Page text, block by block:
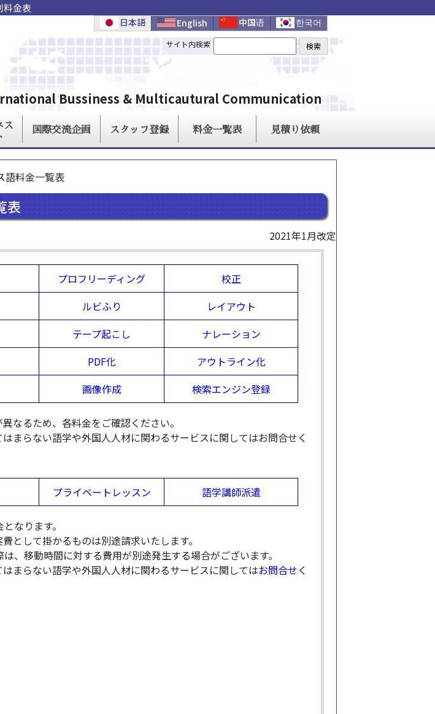
料金表
語料金一覧表
表
2021年1月改定
プロフリーディング
校正
ルビふり
レイアウト
テープ起こし
ナレーション
PDF化
アウトライン化
画像作成 検索エンジン登録
なるため、各料金をご確認ください。
まらない語学や外国人人材に関わるサービスに関してはお問合せく
プライベートレッスン 語学講師派遣
なります。
として掛かるものは別途請求いたします。
、移動時間に対する費用が別途発生する場合がございます。
まらない語学や外国人人材に関わるサービスに関してはお問合せく